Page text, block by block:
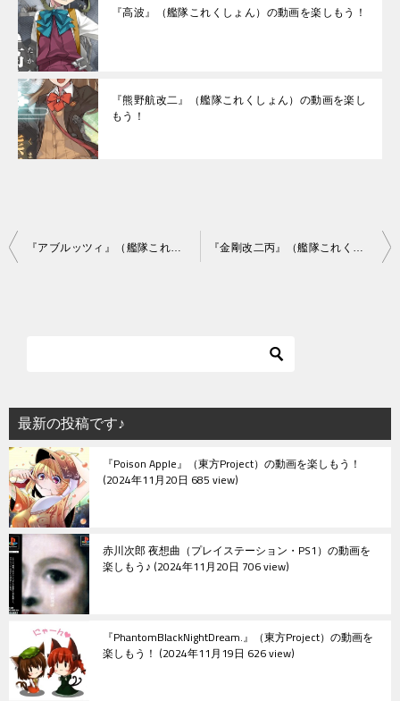
『高波』（艦隊これくしょん）の動画を楽しもう！
『熊野航改二』（艦隊これくしょん）の動画を楽し
もう！
投
シ
ョ
ン
最新の投稿です♪
『Poison Apple』（東方Project）の動画を楽しもう！
2024年11月20日 685 view
赤川次郎 夜想曲（プレイステーション・PS1）の動画を
楽しもう♪ 2024年11月20日 706 view
『PhantomBlackNightDream.』（東方Project）の動画を
楽しもう！ 2024年11月19日 626 view